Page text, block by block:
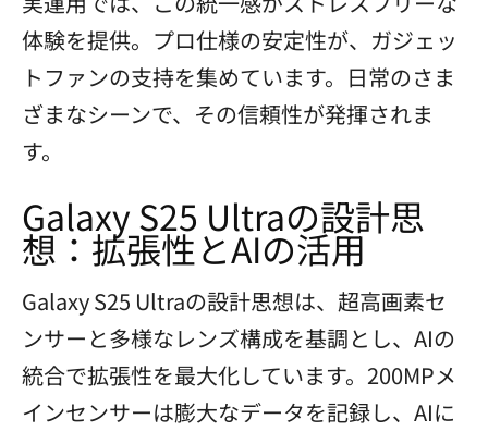
体験を提供。プロ仕様の安定性が、ガジェッ
トファンの支持を集めています。日常のさま
ざまなシーンで、その信頼性が発揮されま
す。
Galaxy S25 Ultraの設計思
想：拡張性とAIの活用
Galaxy S25 Ultraの設計思想は、超高画素セ
ンサーと多様なレンズ構成を基調とし、AIの
統合で拡張性を最大化しています。200MPメ
インセンサーは膨大なデータを記録し、AIに